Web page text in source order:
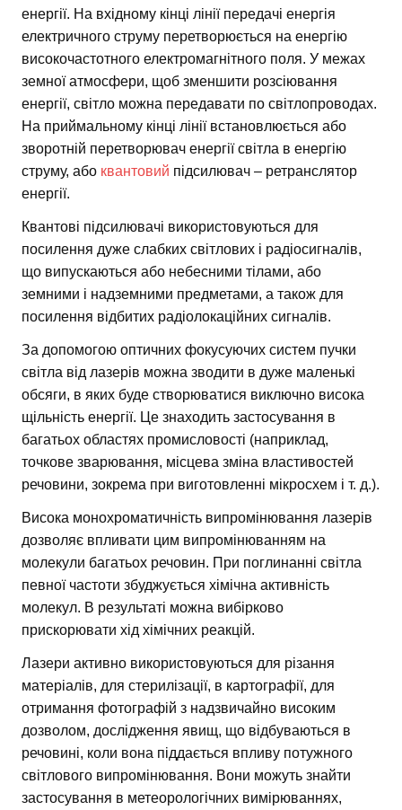
енергії. На вхідному кінці лінії передачі енергія
електричного струму перетворюється на енергію
високочастотного електромагнітного поля. У межах
земної атмосфери, щоб зменшити розсіювання
енергії, світло можна передавати по світлопроводах.
На приймальному кінці лінії встановлюється або
зворотній перетворювач енергії світла в енергію
струму, або квантовий підсилювач – ретранслятор
енергії.
Квантові підсилювачі використовуються для
посилення дуже слабких світлових і радіосигналів,
що випускаються або небесними тілами, або
земними і надземними предметами, а також для
посилення відбитих радіолокаційних сигналів.
За допомогою оптичних фокусуючих систем пучки
світла від лазерів можна зводити в дуже маленькі
обсяги, в яких буде створюватися виключно висока
щільність енергії. Це знаходить застосування в
багатьох областях промисловості (наприклад,
точкове зварювання, місцева зміна властивостей
речовини, зокрема при виготовленні мікросхем і т. д.).
Висока монохроматичність випромінювання лазерів
дозволяє впливати цим випромінюванням на
молекули багатьох речовин. При поглинанні світла
певної частоти збуджується хімічна активність
молекул. В результаті можна вибірково
прискорювати хід хімічних реакцій.
Лазери активно використовуються для різання
матеріалів, для стерилізації, в картографії, для
отримання фотографій з надзвичайно високим
дозволом, дослідження явищ, що відбуваються в
речовині, коли вона піддається впливу потужного
світлового випромінювання. Вони можуть знайти
застосування в метеорологічних вимірюваннях,